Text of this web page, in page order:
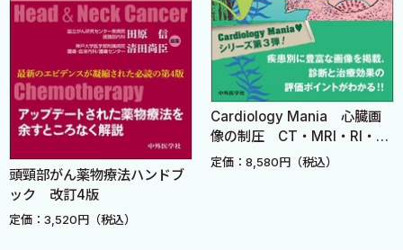
アスピリンについて，これだけは知っていてね
クロピドグレルについて，これだけは知っていてね
クロピドグレル後継薬について，これだけは知っていてね
第3章 理屈がわかる抗凝固薬の使い方
Section 3-1：理屈がわかるワルファリンの使い方
1．ワルファリンとはどんな薬
2．ワルファリンの薬効モニタリング
3．ワルファリン使用時に気をつけること
頭頸部がん薬物療法ハンドブ
ック 改訂4版
定価：3,520円（税込）
Cardiology Mania 心臓画
像の制圧 CT・MRI・RI・
PETを臨床に活かす！
定価：8,580円（税込）